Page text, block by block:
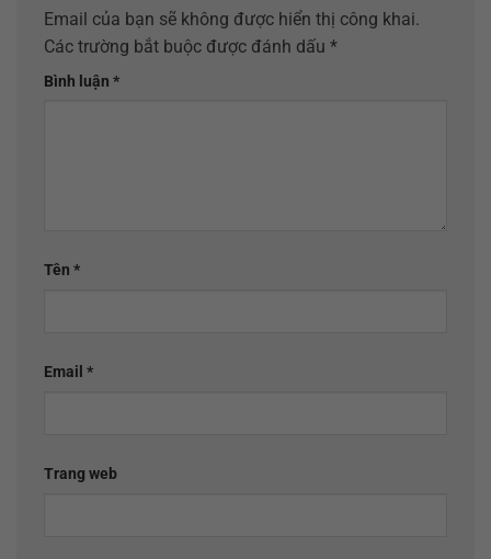
Email của bạn sẽ không được hiển thị công khai.
Các trường bắt buộc được đánh dấu *
Bình luận *
Tên *
Email *
Trang web